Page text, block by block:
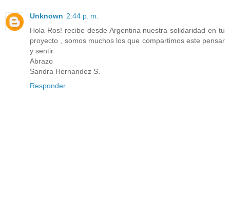
Unknown 2:44 p. m.
Hola Ros! recibe desde Argentina nuestra solidaridad en tu
proyecto , somos muchos los que compartimos este pensar
y sentir.
Abrazo
Sandra Hernandez S.
Responder